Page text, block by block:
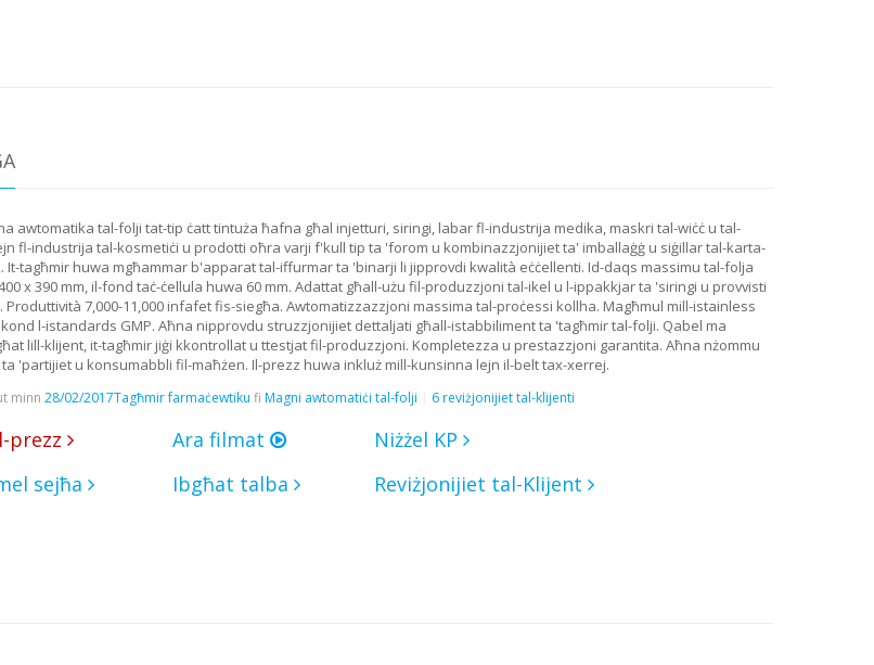
awtomatika tal-folji tat-tip ċatt tintuża ħafna għal injetturi, siringi, labar fl-industrija medika, maskri tal-wiċċ u tal-
fl-industrija tal-kosmetiċi u prodotti oħra varji f'kull tip ta 'forom u kombinazzjonijiet ta' imballaġġ u siġillar tal-karta-
It-tagħmir huwa mgħammar b'apparat tal-iffurmar ta 'binarji li jipprovdi kwalità eċċellenti. Id-daqs massimu tal-folja
x 390 mm, il-fond taċ-ċellula huwa 60 mm. Adattat għall-użu fil-produzzjoni tal-ikel u l-ippakkjar ta 'siringi u provvisti
Produttività 7,000-11,000 infafet fis-siegħa. Awtomatizzazzjoni massima tal-proċessi kollha. Magħmul mill-istainless
l-istandards GMP. Aħna nipprovdu struzzjonijiet dettaljati għall-istabbiliment ta 'tagħmir tal-folji. Qabel ma
lill-klijent, it-tagħmir jiġi kkontrollat ​​u ttestjat fil-produzzjoni. Kompletezza u prestazzjoni garantita. Aħna nżommu
'partijiet u konsumabbli fil-maħżen. Il-prezz huwa inkluż mill-kunsinna lejn il-belt tax-xerrej.
minn 28/02/2017Tagħmir farmaċewtiku fi Magni awtomatiċi tal-folji 6 reviżjonijiet tal-klijenti
prezz Ara filmat
Niżżel KP
sejħa
Ibgħat talba Reviżjonijiet tal-Klijent